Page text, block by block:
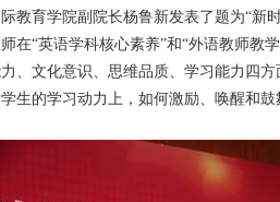
际教育学院副院长杨鲁新发表了题为“新
在“英语学科核心素养”和“外语教师教
、文化意识、思维品质、学习能力四
生的学习动力上，如何激励、唤醒和